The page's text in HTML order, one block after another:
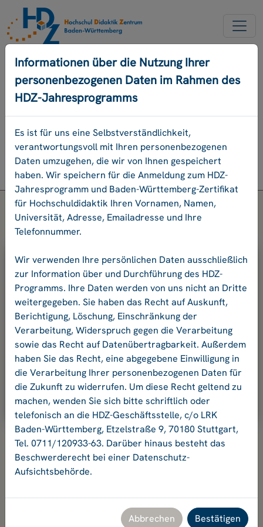
NEUER ACCOUNT
PASSWORD VERGESSEN
ENGLISCH
Programm
Login
Bitte geben Sie Ihre E-Mail-Adresse
und Ihr Passwort an.
E-Mail-Adresse:
Passwort:
Ok
Hochschuldidaktikzentrum Baden-Württemberg
Etzelstraße 9, 70180 Stuttgart, Tel. +49 711 120933-63,
Informationen über die Nutzung Ihrer
personenbezogenen Daten im Rahmen des
HDZ-Jahresprogramms
Es ist für uns eine Selbstverständlichkeit,
verantwortungsvoll mit Ihren personenbezogenen
Daten umzugehen, die wir von Ihnen gespeichert
haben. Wir speichern für die Anmeldung zum HDZ-
Jahresprogramm und Baden-Württemberg-Zertifikat
für Hochschuldidaktik Ihren Vornamen, Namen,
Universität, Adresse, Emailadresse und Ihre
Telefonnummer.
Wir verwenden Ihre persönlichen Daten ausschließlich
zur Information über und Durchführung des HDZ-
Programms. Ihre Daten werden von uns nicht an Dritte
weitergegeben. Sie haben das Recht auf Auskunft,
Berichtigung, Löschung, Einschränkung der
Verarbeitung, Widerspruch gegen die Verarbeitung
sowie das Recht auf Datenübertragbarkeit. Außerdem
haben Sie das Recht, eine abgegebene Einwilligung in
die Verarbeitung Ihrer personenbezogenen Daten für
die Zukunft zu widerrufen. Um diese Recht geltend zu
machen, wenden Sie sich bitte schriftlich oder
telefonisch an die HDZ-Geschäftsstelle, c/o LRK
Baden-Württemberg, Etzelstraße 9, 70180 Stuttgart,
Tel. 0711/120933-63. Darüber hinaus besteht das
Beschwerderecht bei einer Datenschutz-
Aufsichtsbehörde.
Abbrechen Bestätigen